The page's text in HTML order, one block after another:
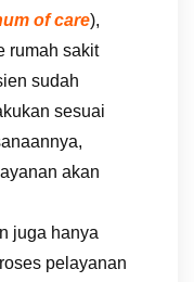
of care),
rumah sakit
sudah
sesuai
akan
juga hanya
pelayanan